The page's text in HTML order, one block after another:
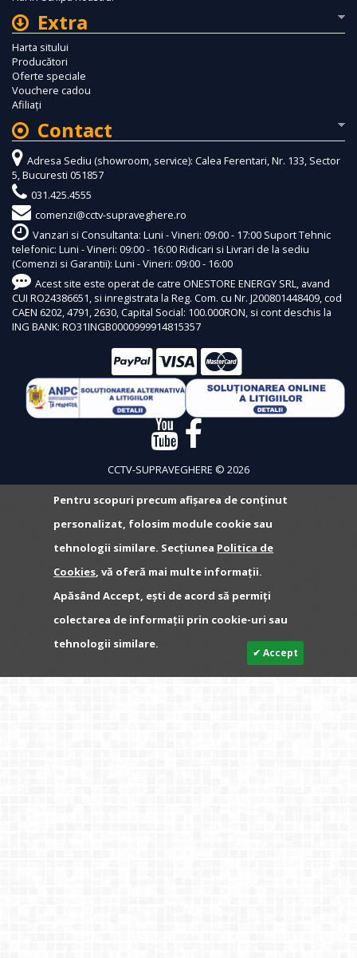
Extra
Harta sitului
Producători
Oferte speciale
Vouchere cadou
Afiliaţi
Contact
Adresa Sediu (showroom, service): Calea Ferentari, Nr. 133, Sector
5, Bucuresti 051857
031.425.4555
comenzi@cctv-supraveghere.ro
Vanzari si Consultanta: Luni - Vineri: 09:00 - 17:00 Suport Tehnic
telefonic: Luni - Vineri: 09:00 - 16:00 Ridicari si Livrari de la sediu
(Comenzi si Garantii): Luni - Vineri: 09:00 - 16:00
Acest site este operat de catre ONESTORE ENERGY SRL, avand
CUI RO24386651, si inregistrata la Reg. Com. cu Nr. J200801448409, cod
CAEN 6202, 4791, 2630, Capital Social: 100.000RON, si cont deschis la
ING BANK: RO31INGB0000999914815357
CCTV-SUPRAVEGHERE © 2026
Pentru scopuri precum afișarea de conținut
personalizat, folosim module cookie sau
tehnologii similare. Secțiunea Politica de
Cookies, vă oferă mai multe informații.
Apăsând Accept, ești de acord să permiți
colectarea de informații prin cookie-uri sau
tehnologii similare.
✔ Accept